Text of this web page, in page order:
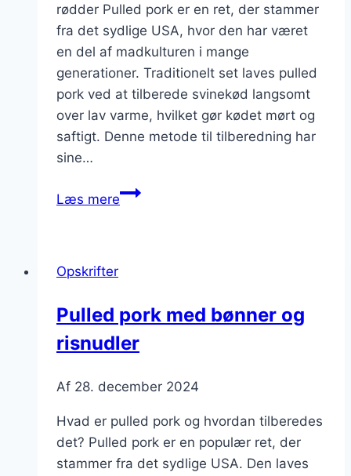
rødder Pulled pork er en ret, der stammer
fra det sydlige USA, hvor den har været
en del af madkulturen i mange
generationer. Traditionelt set laves pulled
pork ved at tilberede svinekød langsomt
over lav varme, hvilket gør kødet mørt og
saftigt. Denne metode til tilberedning har
sine…
Læs merePulled
kombination
Opskrifter
Pulled pork med bønner og
risnudler
Af 28. december 2024
Hvad er pulled pork og hvordan tilberedes
det? Pulled pork er en populær ret, der
stammer fra det sydlige USA. Den laves